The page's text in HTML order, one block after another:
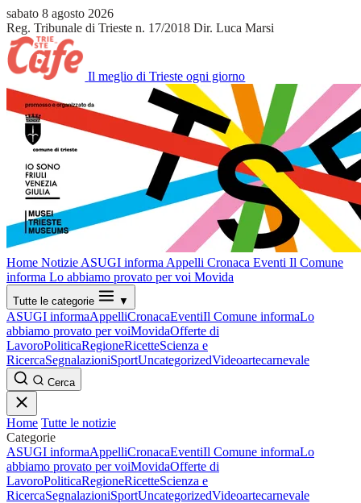
sabato 8 agosto 2026
Reg. Tribunale di Trieste n. 17/2018 Dir. Luca Marsi
Il meglio di Trieste ogni giorno
Home Notizie ASUGI informa Appelli Cronaca Eventi Il Comune
informa Lo abbiamo provato per voi Movida
Tutte le categorie ▼
ASUGI informaAppelliCronacaEventiIl Comune informaLo
abbiamo provato per voiMovidaOfferte di
LavoroPoliticaRegioneRicetteScienza e
RicercaSegnalazioniSportUncategorizedVideoartecarnevale
Cerca
Home Tutte le notizie
Categorie
ASUGI informaAppelliCronacaEventiIl Comune informaLo
abbiamo provato per voiMovidaOfferte di
LavoroPoliticaRegioneRicetteScienza e
RicercaSegnalazioniSportUncategorizedVideoartecarnevale